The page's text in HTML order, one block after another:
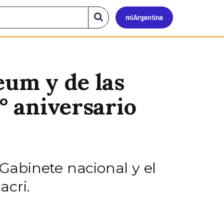
Mi
Buscar
en
el
y de las
aniversario
nacional y el